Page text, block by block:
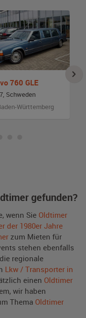
760 GLE
Schweden
Württemberg
gefunden?
wenn Sie Oldtimer
der 1980er Jahre
zum Mieten für
stehen ebenfalls
regionale
Lkw / Transporter in
einen Oldtimer
wir haben
Thema Oldtimer